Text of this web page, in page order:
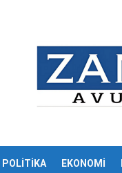
POLİTİKA EKONOMİ